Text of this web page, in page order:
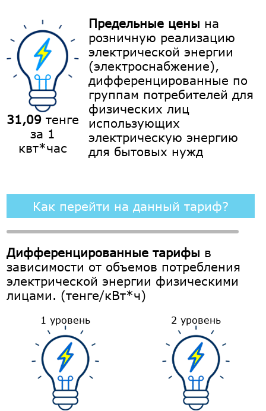
31,09 тенге
за 1
квт*час
Предельные цены на
розничную реализацию
электрической энергии
(электроснабжение),
дифференцированные по
группам потребителей для
физических лиц
использующих
электрическую энергию
для бытовых нужд
Как перейти на данный тариф?
Дифференцированные тарифы в
зависимости от объемов потребления
электрической энергии физическими
лицами. (тенге/кВт*ч)
1 уровень 2 уровень